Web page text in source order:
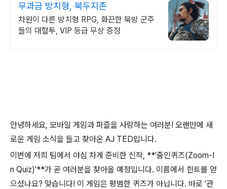
무과금 방치형, 북두지존
차원이 다른 방치형 RPG, 화끈한 북방 군주
들의 대혈투, VIP 등급 무상 증정
안녕하세요, 모바일 게임과 퍼즐을 사랑하는 여러분! 오랜만에 새
로운 게임 소식을 들고 찾아온 AJ TED입니다.
이번에 저희 팀에서 야심 차게 준비한 신작, **'줌인퀴즈(Zoom-I
n Quiz)'**가 곧 여러분을 찾아올 예정입니다. 이름에서 힌트를 얻
으셨나요? 맞습니다! 이 게임은 평범한 퀴즈가 아닙니다. 바로 '관